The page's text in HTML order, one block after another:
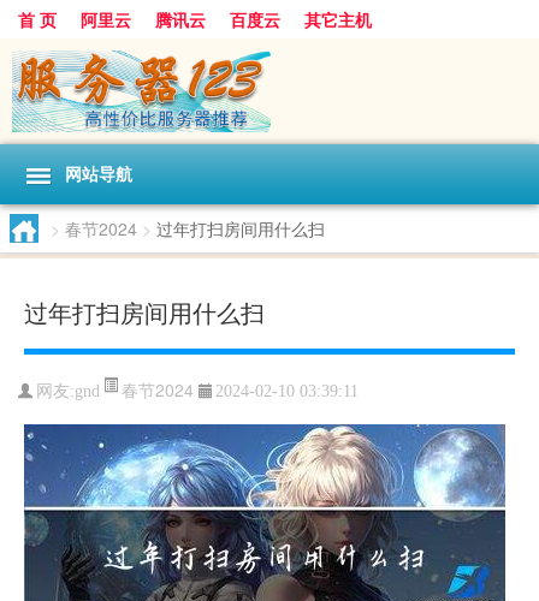
首 页 阿里云 腾讯云 百度云 其它主机
网站导航
> 春节2024 > 过年打扫房间用什么扫
过年打扫房间用什么扫
网友:gnd 春节2024 2024-02-10 03:39:11